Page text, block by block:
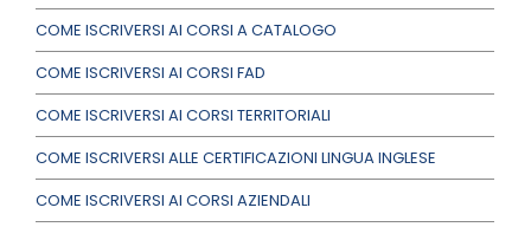
COME ISCRIVERSI AI CORSI A CATALOGO
COME ISCRIVERSI AI CORSI FAD
COME ISCRIVERSI AI CORSI TERRITORIALI
COME ISCRIVERSI ALLE CERTIFICAZIONI LINGUA INGLESE
COME ISCRIVERSI AI CORSI AZIENDALI